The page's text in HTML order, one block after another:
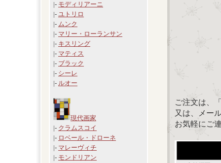
|- モディリアーニ
|- ユトリロ
|- ムンク
|- マリー・ローランサン
|- キスリング
|- マティス
|- ブラック
|- シーレ
|- ルオー
現代画家
|- クラムスコイ
|- ロベール・ドローネ
|- マレーヴィチ
|- モンドリアン
ご注文は、
又は、メー
お気軽にご